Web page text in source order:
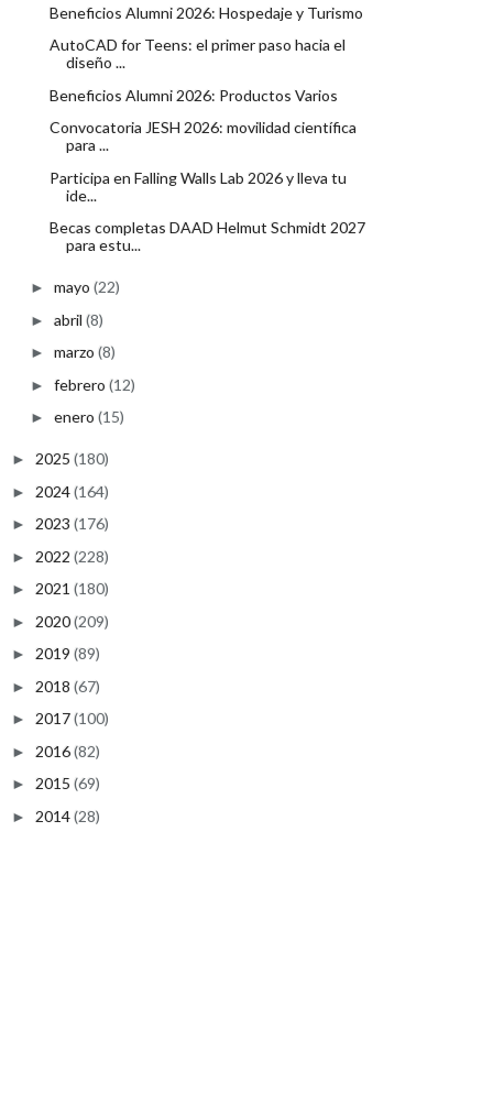
Beneficios Alumni 2026: Hospedaje y Turismo
AutoCAD for Teens: el primer paso hacia el
diseño ...
Beneficios Alumni 2026: Productos Varios
Convocatoria JESH 2026: movilidad científica
para ...
Participa en Falling Walls Lab 2026 y lleva tu
ide...
Becas completas DAAD Helmut Schmidt 2027
para estu...
► mayo (22)
► abril (8)
► marzo (8)
► febrero (12)
► enero (15)
► 2025 (180)
► 2024(164)
► 2023 (176)
► 2022 (228)
► 2021 (180)
► 2020(209)
► 2019 (89)
► 2018 (67)
► 2017(100)
► 2016(82)
► 2015 (69)
► 2014(28)